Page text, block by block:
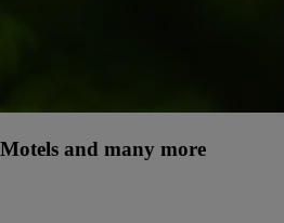
and many more